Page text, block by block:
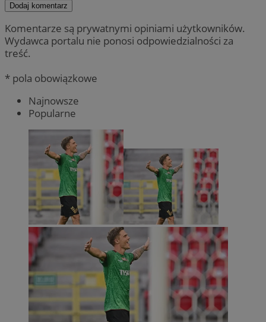
Dodaj komentarz
Komentarze są prywatnymi opiniami użytkowników.
Wydawca portalu nie ponosi odpowiedzialności za
treść.
* pola obowiązkowe
Najnowsze
Popularne